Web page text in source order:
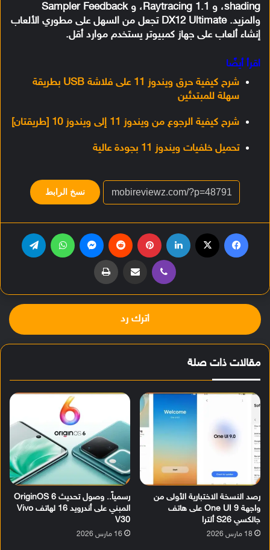
shading، و Raytracing 1.1، و Sampler Feedback
والمزيد. DX12 Ultimate تجعل من السهل على مطوري الألعاب
إنشاء ألعاب على جهاز كمبيوتر يستخدم موارد أقل.
اقرأ أيضًا
شرح كيفية حرق ويندوز 11 على فلاشة USB بطريقة
سهلة للمبتدئين
شرح كيفية الرجوع من ويندوز 11 إلى ويندوز 10 [طريقتان]
تحميل خلفيات ويندوز 11 بجودة عالية
نسخ الرابط
ڤايبر مشاركة عبر البريد طباعة
اترك رد
مقالات ذات صلة
رصد النسخة الاختبارية الأولى من
واجهة One UI 9 على هاتف
جالكسي S26 ألترا
18 مارس 2026
رسمياً.. وصول تحديث OriginOS 6
المبني على أندرويد 16 لهاتف Vivo
V30
16 مارس 2026